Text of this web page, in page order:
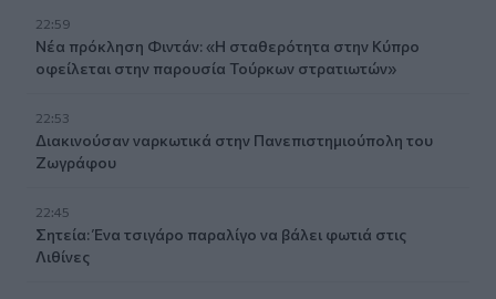
22:59
Νέα πρόκληση Φιντάν: «Η σταθερότητα στην Κύπρο
οφείλεται στην παρουσία Τούρκων στρατιωτών»
22:53
Διακινούσαν ναρκωτικά στην Πανεπιστημιούπολη του
Ζωγράφου
22:45
Σητεία: Ένα τσιγάρο παραλίγο να βάλει φωτιά στις
Λιθίνες